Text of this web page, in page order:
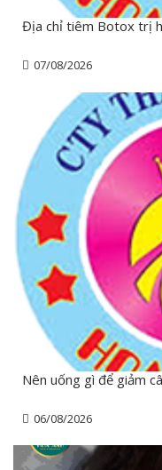
Địa chỉ tiêm Botox trị
07/08/2026
Nên uống gì để giảm
06/08/2026